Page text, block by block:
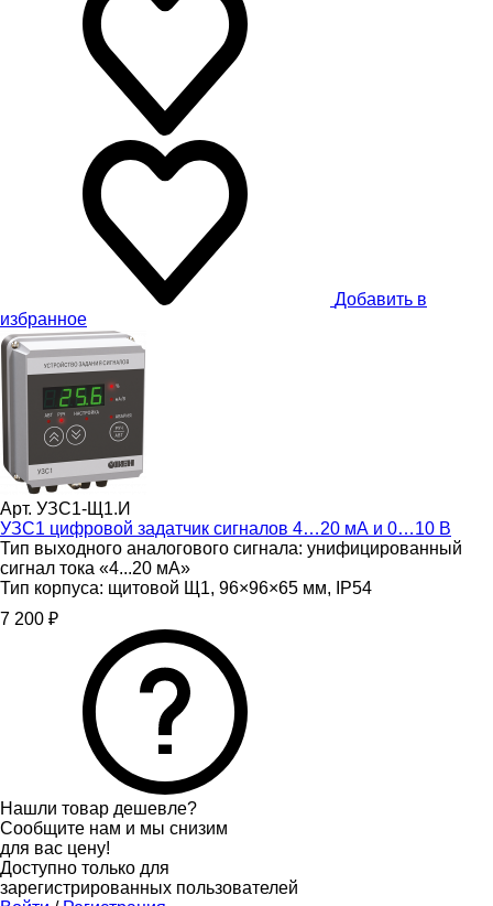
Добавить в
избранное
Арт. УЗС1-Щ1.И
УЗС1 цифровой задатчик сигналов 4…20 мА и 0…10 В
Тип выходного аналогового сигнала: унифицированный
сигнал тока «4...20 мА»
Тип корпуса: щитовой Щ1, 96×96×65 мм, IP54
7 200 ₽
Нашли товар дешевле?
Сообщите нам и мы снизим
для вас цену!
Доступно только для
зарегистрированных пользователей